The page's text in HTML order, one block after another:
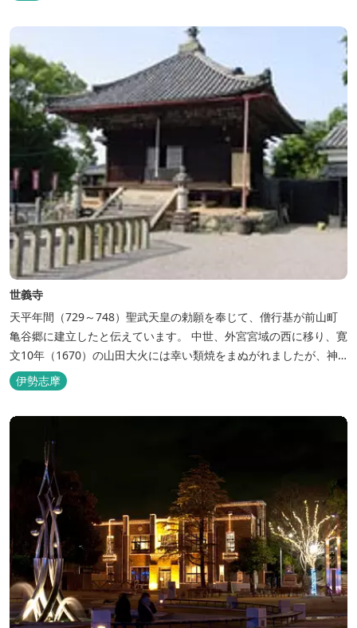
世義寺
天平年間（729～748）聖武天皇の勅願を奉じて、僧行基が前山町
亀谷郷に建立したと伝えています。 中世、外宮宮域の西に移り、寛
文10年（1670）の山田大火には幸い類焼をまぬがれましたが、神
域と寺門の接するのを憂えた山田奉行によって現在地に転じまし
た。 この間、当寺は大峰山修験道の先達寺院として盛時には十余坊
の塔頭をかぞえましたが、歴史の中で今日にのこるのは護摩堂であ
伊勢志摩